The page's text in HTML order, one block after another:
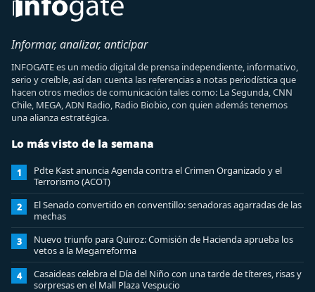
Informar, analizar, anticipar
INFOGATE es un medio digital de prensa independiente, informativo,
serio y creíble, así dan cuenta las referencias a notas periodística que
hacen otros medios de comunicación tales como: La Segunda, CNN
Chile, MEGA, ADN Radio, Radio Biobio, con quien además tenemos
una alianza estratégica.
Lo más visto de la semana
1
Pdte Kast anuncia Agenda contra el Crimen Organizado y el
Terrorismo (ACOT)
2
El Senado convertido en conventillo: senadoras agarradas de las
mechas
3
Nuevo triunfo para Quiroz: Comisión de Hacienda aprueba los
vetos a la Megarreforma
4
Casaideas celebra el Día del Niño con una tarde de títeres, risas y
sorpresas en el Mall Plaza Vespucio